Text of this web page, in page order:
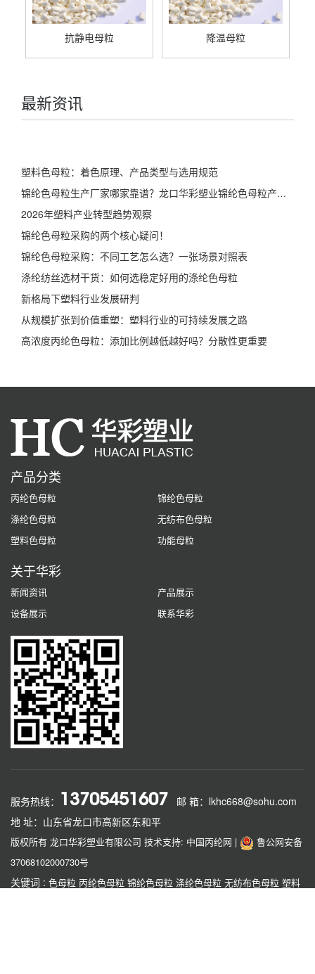
抗静电母粒 降温母粒
最新资讯
塑料色母粒：着色原理、产品类型与选用规范
锦纶色母粒生产厂家哪家靠谱？龙口华彩塑业锦纶色母粒产品详解
2026年塑料产业转型趋势观察
锦纶色母粒采购的两个核心疑问！
锦纶色母粒采购：不同工艺怎么选？一张场景对照表
涤纶纺丝选材干货：如何选稳定好用的涤纶色母粒
新格局下塑料行业发展研判
从规模扩张到价值重塑：塑料行业的可持续发展之路
高浓度丙纶色母粒：添加比例越低越好吗？分散性更重要
产品分类
丙纶色母粒
锦纶色母粒
涤纶色母粒
无纺布色母粒
塑料色母粒
功能母粒
关于华彩
新闻资讯
产品展示
设备展示
联系华彩
服务热线： 13705451607
邮 箱：lkhc668@sohu.com
地 址：山东省龙口市高新区东和平
版权所有 龙口华彩塑业有限公司 技术支持: 中国丙纶网 |
鲁公网安备
37068102000730号
关键词 : 色母粒 丙纶色母粒 锦纶色母粒 涤纶色母粒 无纺布色母粒 塑料